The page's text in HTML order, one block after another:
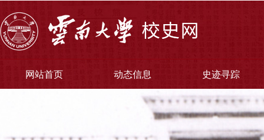
网站首页 动态信息 史迹寻踪